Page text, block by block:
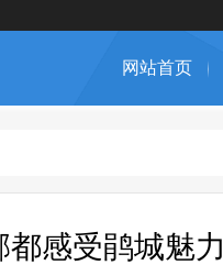
网站首页
感受鹃城魅力